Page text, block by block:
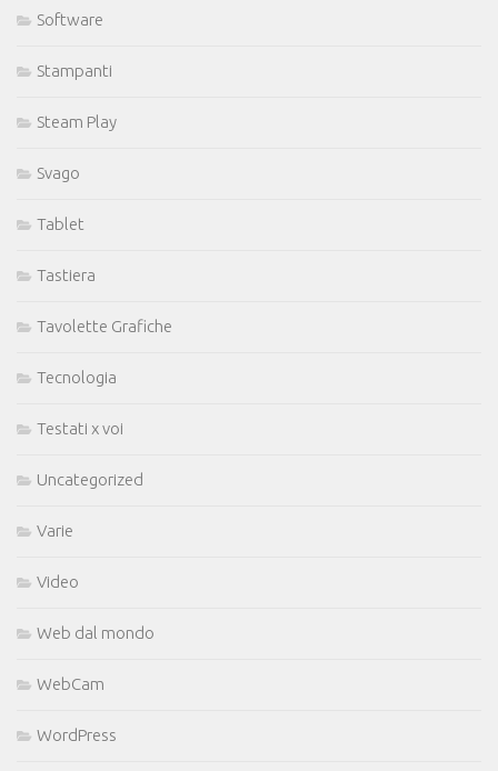
Software
Stampanti
Steam Play
Svago
Tablet
Tastiera
Tavolette Grafiche
Tecnologia
Testati x voi
Uncategorized
Varie
Video
Web dal mondo
WebCam
WordPress